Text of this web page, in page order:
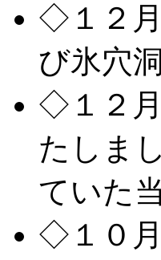
◇１２
び氷穴
◇１２
たしま
ていた
◇１０